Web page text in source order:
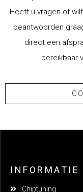
Heeft u vragen of
beantwoorden
direct een
bereikbaar
INFORMATIE
Chiptuning